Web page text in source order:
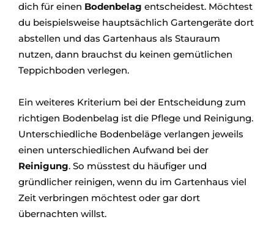
dich für einen Bodenbelag entscheidest. Möchtest
du beispielsweise hauptsächlich Gartengeräte dort
abstellen und das Gartenhaus als Stauraum
nutzen, dann brauchst du keinen gemütlichen
Teppichboden verlegen.
Ein weiteres Kriterium bei der Entscheidung zum
richtigen Bodenbelag ist die Pflege und Reinigung.
Unterschiedliche Bodenbeläge verlangen jeweils
einen unterschiedlichen Aufwand bei der
Reinigung. So müsstest du häufiger und
gründlicher reinigen, wenn du im Gartenhaus viel
Zeit verbringen möchtest oder gar dort
übernachten willst.